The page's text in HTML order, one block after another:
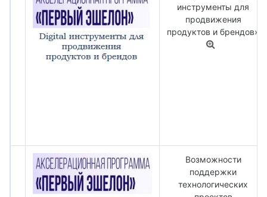
инструменты для
продвижения
продуктов и брендов»
Возможности
поддержки
технологических